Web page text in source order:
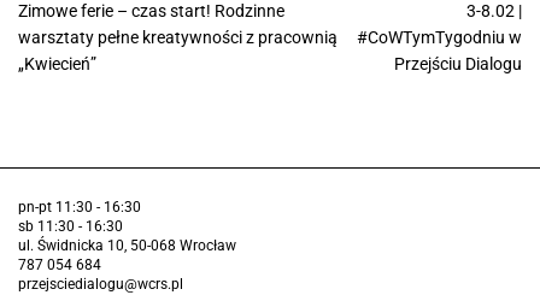
Zimowe ferie – czas start! Rodzinne
warsztaty pełne kreatywności z pracownią
„Kwiecień”
3-8.02 |
#CoWTymTygodniu w
Przejściu Dialogu
pn-pt 11:30 - 16:30
sb 11:30 - 16:30
ul. Świdnicka 10, 50-068 Wrocław
787 054 684
przejsciedialogu@wcrs.pl